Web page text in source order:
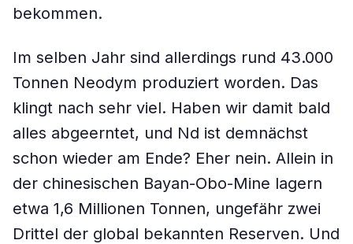
bekommen.
Im selben Jahr sind allerdings rund 43.000
Tonnen Neodym produziert worden. Das
klingt nach sehr viel. Haben wir damit bald
alles abgeerntet, und Nd ist demnächst
schon wieder am Ende? Eher nein. Allein in
der chinesischen Bayan-Obo-Mine lagern
etwa 1,6 Millionen Tonnen, ungefähr zwei
Drittel der global bekannten Reserven. Und